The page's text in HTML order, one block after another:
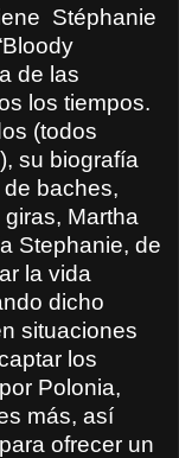
Stéphanie
de las
los tiempos.
(todos
su biografía
baches,
Martha
Stephanie, de
la vida
dicho
situaciones
los
Polonia,
más, así
ofrecer un